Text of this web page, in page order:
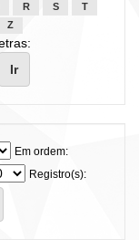
R S
T
Z
Em ordem:
Registro(s):